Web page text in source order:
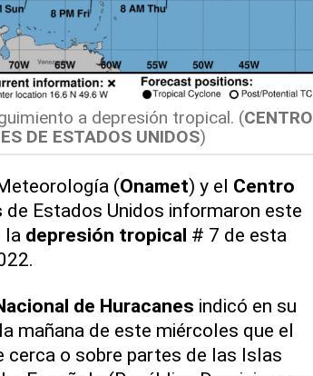
a depresión tropical. (CENTRO
DE ESTADOS UNIDOS)
(Onamet) y el Centro
de Estados Unidos informaron este
la depresión tropical # 7 de esta
de Huracanes indicó en su
mañana de este miércoles que el
cerca o sobre partes de las Islas